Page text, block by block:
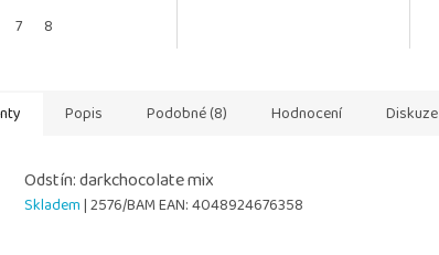
7 8
Popis Podobné (8) Hodnocení Diskuze
Odstín: darkchocolate mix
Skladem| 2576/BAMEAN:4048924676358